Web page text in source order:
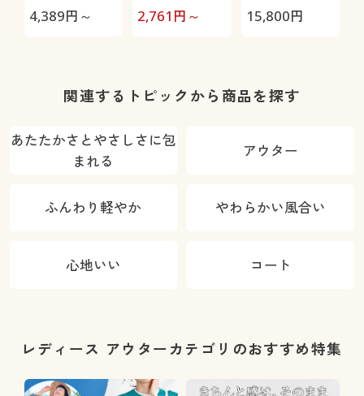
ンツ(スマート
わらか・選べ
ス・洗濯機
OK・1年中は
4,389円～
ニット
2,761 円～
極-
15,800円
関連するトピックから商品を探す
あたたかさとやさしさに包
まれる
アウター
ふんわり軽やか やわらかい風合い
心地いい コート
レディース アウターカテゴリのおすすめ特集